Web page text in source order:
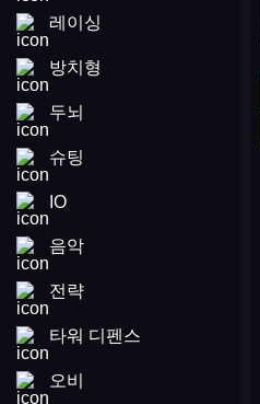
레이싱
방치형
두뇌
슈팅
IO
음악
전략
타워 디펜스
오비